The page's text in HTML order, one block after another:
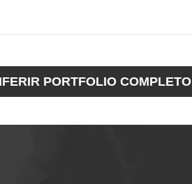
PORTFOLIO COMPLETO